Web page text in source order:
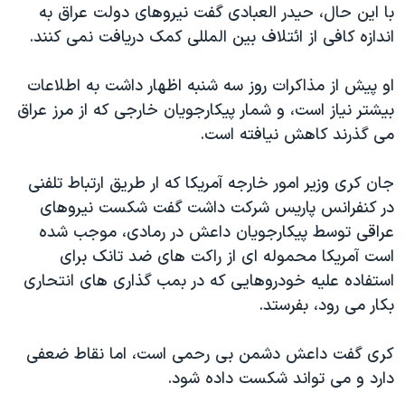
با این حال، حیدر العبادی گفت نیروهای دولت عراق به
اندازه کافی از ائتلاف بین المللی کمک دریافت نمی کنند.
او پیش از مذاکرات روز سه شنبه اظهار داشت به اطلاعات
بیشتر نیاز است، و شمار پیکارجویان خارجی که از مرز عراق
می گذرند کاهش نیافته است.
جان کری وزیر امور خارجه آمریکا که ار طریق ارتباط تلفنی
در کنفرانس پاریس شرکت داشت گفت شکست نیروهای
عراقی توسط پیکارجویان داعش در رمادی، موجب شده
است آمریکا محموله ای از راکت های ضد تانک برای
استفاده علیه خودروهایی که در بمب گذاری های انتحاری
بکار می رود، بفرستد.
کری گفت داعش دشمن بی رحمی است، اما نقاط ضعفی
دارد و می تواند شکست داده شود.